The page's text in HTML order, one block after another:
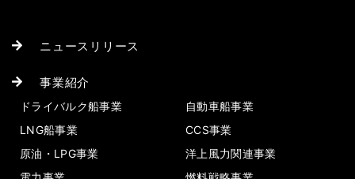
ニュースリリース
事業紹介
ドライバルク船事業
自動車船事業
LNG船事業
CCS事業
原油・LPG事業
洋上風力関連事業